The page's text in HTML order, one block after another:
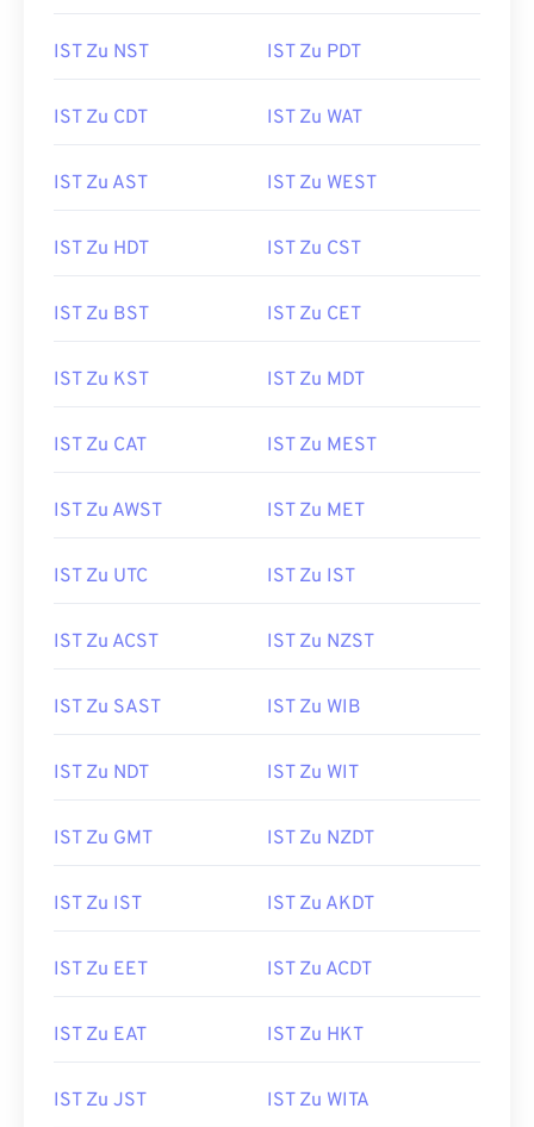
IST Zu NST IST Zu PDT
IST Zu CDT IST Zu WAT
IST Zu AST IST Zu WEST
IST Zu HDT IST Zu CST
IST Zu BST IST Zu CET
IST Zu KST IST Zu MDT
IST Zu CAT IST Zu MEST
IST Zu AWST IST Zu MET
IST Zu UTC IST Zu IST
IST Zu ACST IST Zu NZST
IST Zu SAST IST Zu WIB
IST Zu NDT IST Zu WIT
IST Zu GMT IST Zu NZDT
IST Zu IST IST Zu AKDT
IST Zu EET IST Zu ACDT
IST Zu EAT IST Zu HKT
IST Zu JST IST Zu WITA